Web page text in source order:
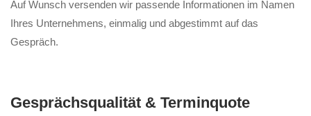
Auf Wunsch versenden wir passende Informationen im Namen
Ihres Unternehmens, einmalig und abgestimmt auf das
Gespräch.
Gesprächsqualität & Terminquote